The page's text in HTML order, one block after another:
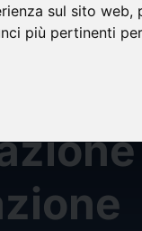
sul sito web,
più pertinenti